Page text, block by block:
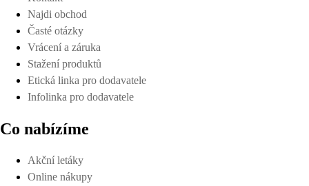
Najdi obchod
Časté otázky
Vrácení a záruka
Stažení produktů
Etická linka pro dodavatele
Infolinka pro dodavatele
Co nabízíme
Akční letáky
Online nákupy